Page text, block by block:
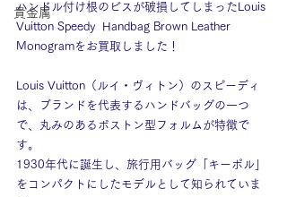
貴金属
ハンドル付け根のビスが破損してしまったLouis
Vuitton Speedy  Handbag Brown Leather
Monogramをお買取しました！
Louis Vuitton（ルイ・ヴィトン）のスピーディ
は、ブランドを代表するハンドバッグの一つ
で、丸みのあるボストン型フォルムが特徴で
す。
1930年代に誕生し、旅行用バッグ「キーポル」
をコンパクトにしたモデルとして知られていま